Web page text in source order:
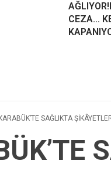
CEZA…
KARABÜK’TE SAĞLIKTA